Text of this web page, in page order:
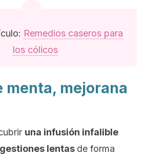
Remedios caseros para
los cólicos
menta, mejorana
una infusión infalible
lentas de forma